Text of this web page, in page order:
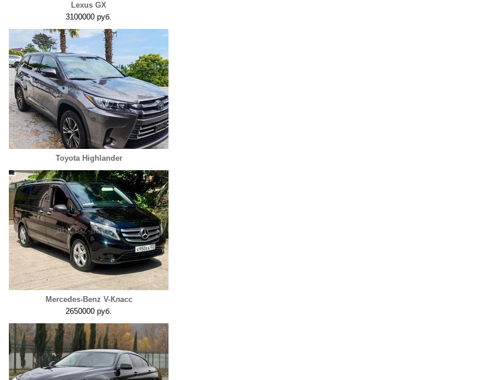
Lexus GX
3100000 руб.
Toyota Highlander
Mercedes-Benz V-Класс
2650000 руб.